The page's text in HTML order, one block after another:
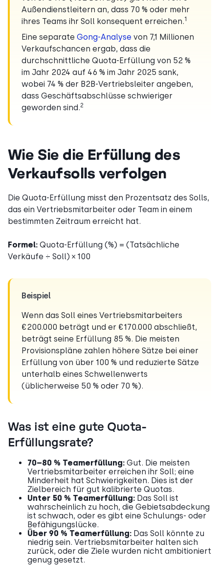
Außendienstleitern an, dass 70 % oder mehr
ihres Teams ihr Soll konsequent erreichen.1
Eine separate Gong-Analyse von 7,1 Millionen
Verkaufschancen ergab, dass die
durchschnittliche Quota-Erfüllung von 52 %
im Jahr 2024 auf 46 % im Jahr 2025 sank,
wobei 74 % der B2B-Vertriebsleiter angeben,
dass Geschäftsabschlüsse schwieriger
geworden sind.2
Wie Sie die Erfüllung des
Verkaufsolls verfolgen
Die Quota-Erfüllung misst den Prozentsatz des Solls,
das ein Vertriebsmitarbeiter oder Team in einem
bestimmten Zeitraum erreicht hat.
Formel: Quota-Erfüllung (%) = (Tatsächliche
Verkäufe ÷ Soll) × 100
Beispiel
Wenn das Soll eines Vertriebsmitarbeiters
€200.000 beträgt und er €170.000 abschließt,
beträgt seine Erfüllung 85 %. Die meisten
Provisionspläne zahlen höhere Sätze bei einer
Erfüllung von über 100 % und reduzierte Sätze
unterhalb eines Schwellenwerts
(üblicherweise 50 % oder 70 %).
Was ist eine gute Quota-
Erfüllungsrate?
70–80 % Teamerfüllung: Gut. Die meisten
Vertriebsmitarbeiter erreichen ihr Soll; eine
Minderheit hat Schwierigkeiten. Dies ist der
Zielbereich für gut kalibrierte Quotas.
Unter 50 % Teamerfüllung: Das Soll ist
wahrscheinlich zu hoch, die Gebietsabdeckung
ist schwach, oder es gibt eine Schulungs- oder
Befähigungslücke.
Über 90 % Teamerfüllung: Das Soll könnte zu
niedrig sein. Vertriebsmitarbeiter halten sich
zurück, oder die Ziele wurden nicht ambitioniert
genug gesetzt.